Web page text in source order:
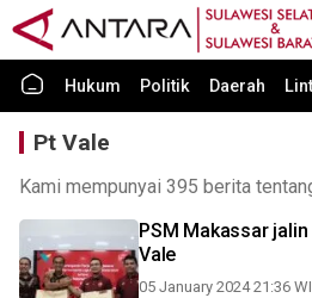
Hukum Politik Daerah
Pt Vale
Kami mempunyai 395 berita
PSM Makassar
Vale
05 January 2024 21:36